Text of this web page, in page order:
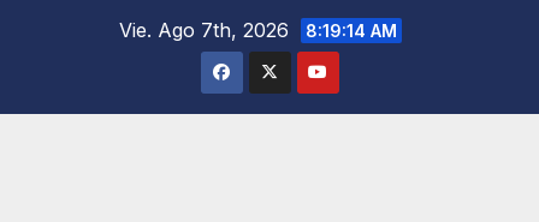
Vie. Ago 7th, 2026 8:19:16 AM